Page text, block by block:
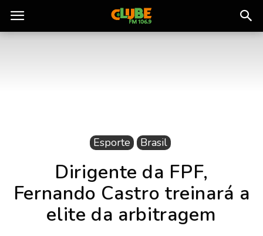
Rádio
Esporte Brasil
Dirigente da FPF,
Fernando Castro treinará a
elite da arbitragem